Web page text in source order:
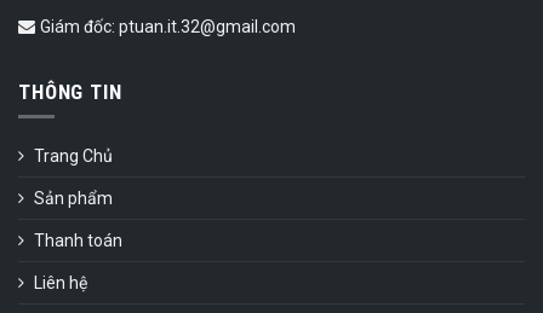
Giám đốc: ptuan.it.32@gmail.com
THÔNG TIN
Trang Chủ
Sản phẩm
Thanh toán
Liên hệ